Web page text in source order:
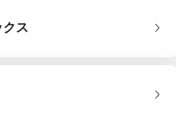
クス